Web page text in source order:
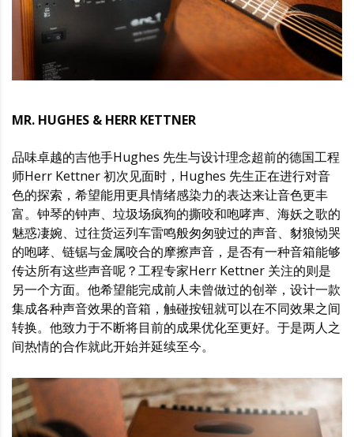
MR. HUGHES & HERR KETTNER
品味卓越的吉他手Hughes 先生与设计理念超前的德国工程
师Herr Kettner 初次见面时，Hughes 先生正在进行对音
色的探索，希望能用更具情绪感染力的表达来让音色更丰
富。钟琴的钟声、垃圾场疯狗的撕咬和咆哮声、海妖之歌的
魅惑凄婉、过往货运列车雷鸣般匆匆驶过的声音、豺狼恸哭
的咆哮、链锯与金属咬合的摩擦声音，是否有一种音箱能够
传达所有这些声音呢？工程专家Herr Kettner 关注的则是
另一个方面。他希望能完成前人未曾做过的创举，设计一款
集成各种声音效果的音箱，触碰按钮就可以在不同效果之间
转换。他致力于不断将目前的成果优化至更好。于是两人之
间热情的合作就此开始并延续至今。